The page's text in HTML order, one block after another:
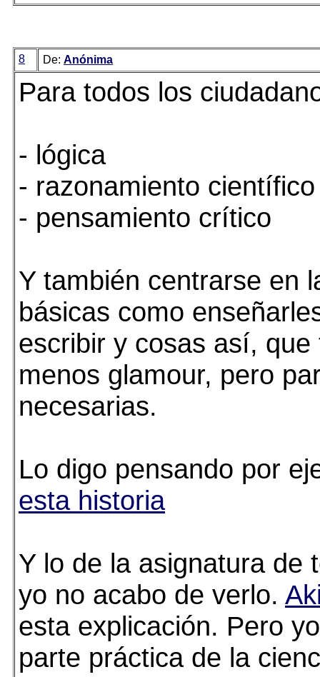
8 De: Anónima
Para todos los
- lógica
- razonamiento científico
- pensamiento crítico
Y también centrarse en
básicas como
escribir y cosas así, que
menos glamour, pero
necesarias.
Lo digo pensando por
esta historia
Y lo de la asignatura de
yo no acabo de verlo.
esta explicación. Pero
parte práctica de la